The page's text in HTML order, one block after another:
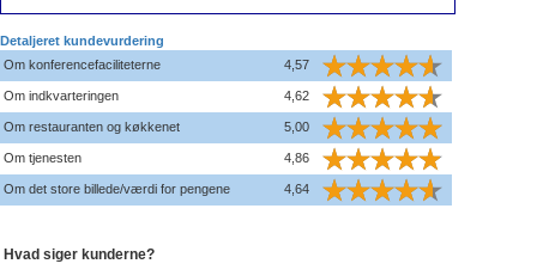
Detaljeret kundevurdering
Om konferencefaciliteterne
4,57
Om indkvarteringen 4,62
Om restauranten og køkkenet 5,00
Om tjenesten 4,86
Om det store billede/værdi for pengene 4,64
Hvad siger kunderne?